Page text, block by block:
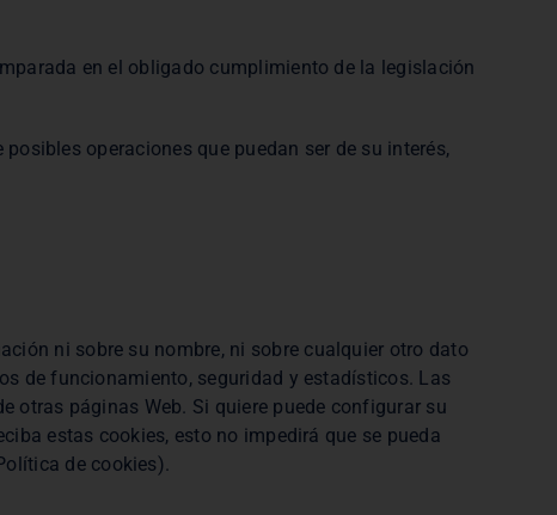
en el obligado cumplimiento de la legislación
operaciones que puedan ser de su interés,
ni sobre su nombre, ni sobre cualquier otro dato
de funcionamiento, seguridad y estadísticos. Las
otras páginas Web. Si quiere puede configurar su
estas cookies, esto no impedirá que se pueda
de cookies).